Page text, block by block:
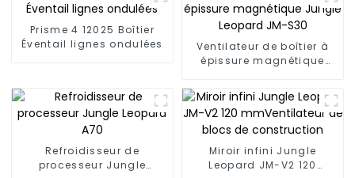
Prisme 4 12025 Boîtier
Éventail lignes ondulées
Ventilateur de boîtier à
épissure magnétique
Refroidisseur de
processeur Jungle
Miroir infini Jungle
Leopard JM-V2 120